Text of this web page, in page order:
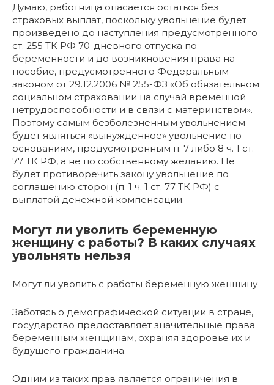
Думаю, работница опасается остаться без
страховых выплат, поскольку увольнение будет
произведено до наступления предусмотренного
ст. 255 ТК РФ 70-дневного отпуска по
беременности и до возникновения права на
пособие, предусмотренного Федеральным
законом от 29.12.2006 № 255-ФЗ «Об обязательном
социальном страховании на случай временной
нетрудоспособности и в связи с материнством».
Поэтому самым безболезненным увольнением
будет являться «вынужденное» увольнение по
основаниям, предусмотренным п. 7 либо 8 ч. 1 ст.
77 ТК РФ, а не по собственному желанию. Не
будет противоречить закону увольнение по
соглашению сторон (п. 1 ч. 1 ст. 77 ТК РФ) с
выплатой денежной компенсации.
Могут ли уволить беременную
женщину с работы? В каких случаях
увольнять нельзя
Могут ли уволить с работы беременную женщину
Заботясь о демографической ситуации в стране,
государство предоставляет значительные права
беременным женщинам, охраняя здоровье их и
будущего гражданина.
Одним из таких прав является ограничения в